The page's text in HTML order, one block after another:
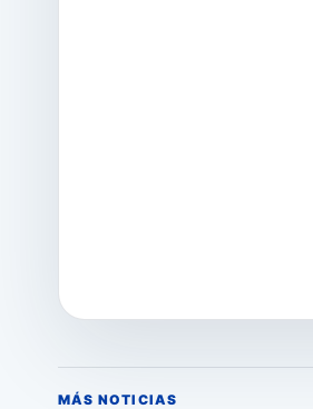
MÁS NOTICIAS